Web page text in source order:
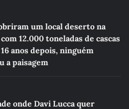
um local deserto na
12.000 toneladas de cascas
anos depois, ninguém
a paisagem
onde Davi Lucca quer